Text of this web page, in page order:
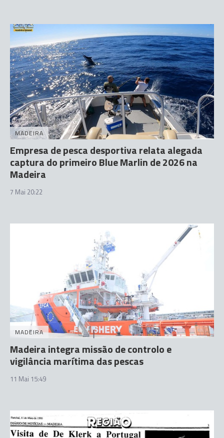
MADEIRA
Empresa de pesca desportiva relata alegada
captura do primeiro Blue Marlin de 2026 na
Madeira
7 Mai 20:22
MADEIRA
Madeira integra missão de controlo e
vigilância marítima das pescas
11 Mai 15:49